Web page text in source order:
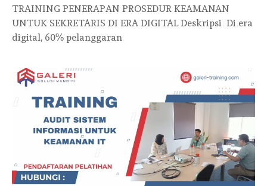
TRAINING PENERAPAN PROSEDUR KEAMANAN
UNTUK SEKRETARIS DI ERA DIGITAL Deskripsi Di era
digital, 60% pelanggaran